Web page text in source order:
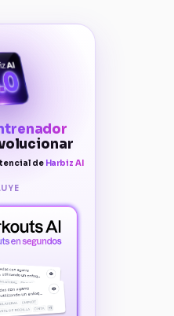
de Harbiz AI